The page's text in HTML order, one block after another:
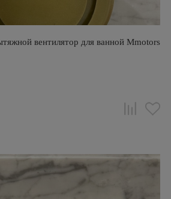
вентилятор для ванной Mmotors